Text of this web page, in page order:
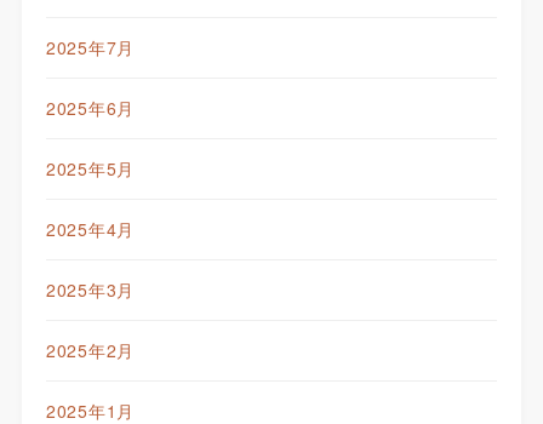
2025年7月
2025年6月
2025年5月
2025年4月
2025年3月
2025年2月
2025年1月